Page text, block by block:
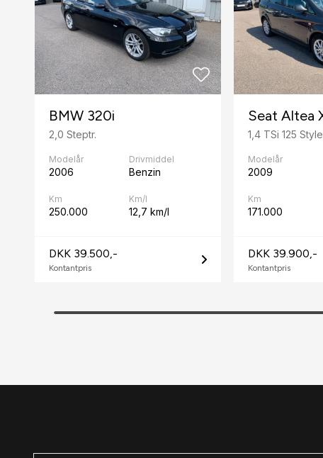
BMW 320i
2,0 Steptr.
Modelår
2006
Drivmiddel
Benzin
Km
250.000
Km/l
12,7 km/l
DKK 39.500,-
Kontantpris
Seat Altea
1,4 TSi 125 Style
Modelår
2009
Km
171.000
DKK 39.900,-
Kontantpris